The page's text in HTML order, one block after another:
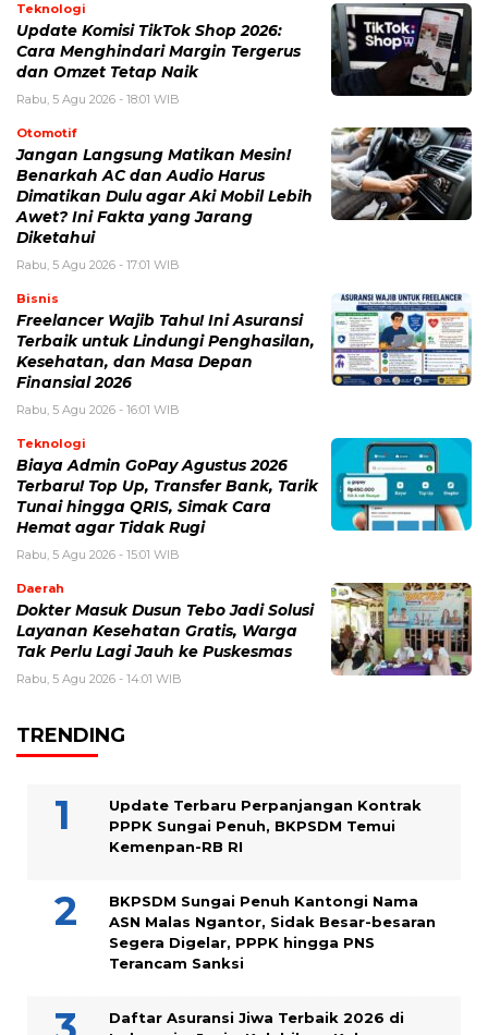
Teknologi
Update Komisi TikTok Shop 2026:
Cara Menghindari Margin Tergerus
dan Omzet Tetap Naik
Rabu, 5 Agu 2026 - 18:01 WIB
Otomotif
Jangan Langsung Matikan Mesin!
Benarkah AC dan Audio Harus
Dimatikan Dulu agar Aki Mobil Lebih
Awet? Ini Fakta yang Jarang
Diketahui
Rabu, 5 Agu 2026 - 17:01 WIB
Bisnis
Freelancer Wajib Tahu! Ini Asuransi
Terbaik untuk Lindungi Penghasilan,
Kesehatan, dan Masa Depan
Finansial 2026
Rabu, 5 Agu 2026 - 16:01 WIB
Teknologi
Biaya Admin GoPay Agustus 2026
Terbaru! Top Up, Transfer Bank, Tarik
Tunai hingga QRIS, Simak Cara
Hemat agar Tidak Rugi
Rabu, 5 Agu 2026 - 15:01 WIB
Daerah
Dokter Masuk Dusun Tebo Jadi Solusi
Layanan Kesehatan Gratis, Warga
Tak Perlu Lagi Jauh ke Puskesmas
Rabu, 5 Agu 2026 - 14:01 WIB
TRENDING
Update Terbaru Perpanjangan Kontrak
PPPK Sungai Penuh, BKPSDM Temui
Kemenpan-RB RI
BKPSDM Sungai Penuh Kantongi Nama
ASN Malas Ngantor, Sidak Besar-besaran
Segera Digelar, PPPK hingga PNS
Terancam Sanksi
Daftar Asuransi Jiwa Terbaik 2026 di